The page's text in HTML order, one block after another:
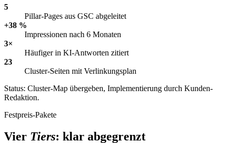
5
Pillar-Pages aus GSC abgeleitet
+38 %
Impressionen nach 6 Monaten
3×
Häufiger in KI-Antworten zitiert
23
Cluster-Seiten mit Verlinkungsplan
Status: Cluster-Map übergeben, Implementierung durch Kunden-
Redaktion.
Festpreis-Pakete
Vier Tiers: klar abgegrenzt